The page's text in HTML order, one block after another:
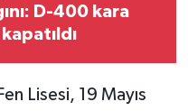
D-400 kara
Lisesi, 19 Mayıs